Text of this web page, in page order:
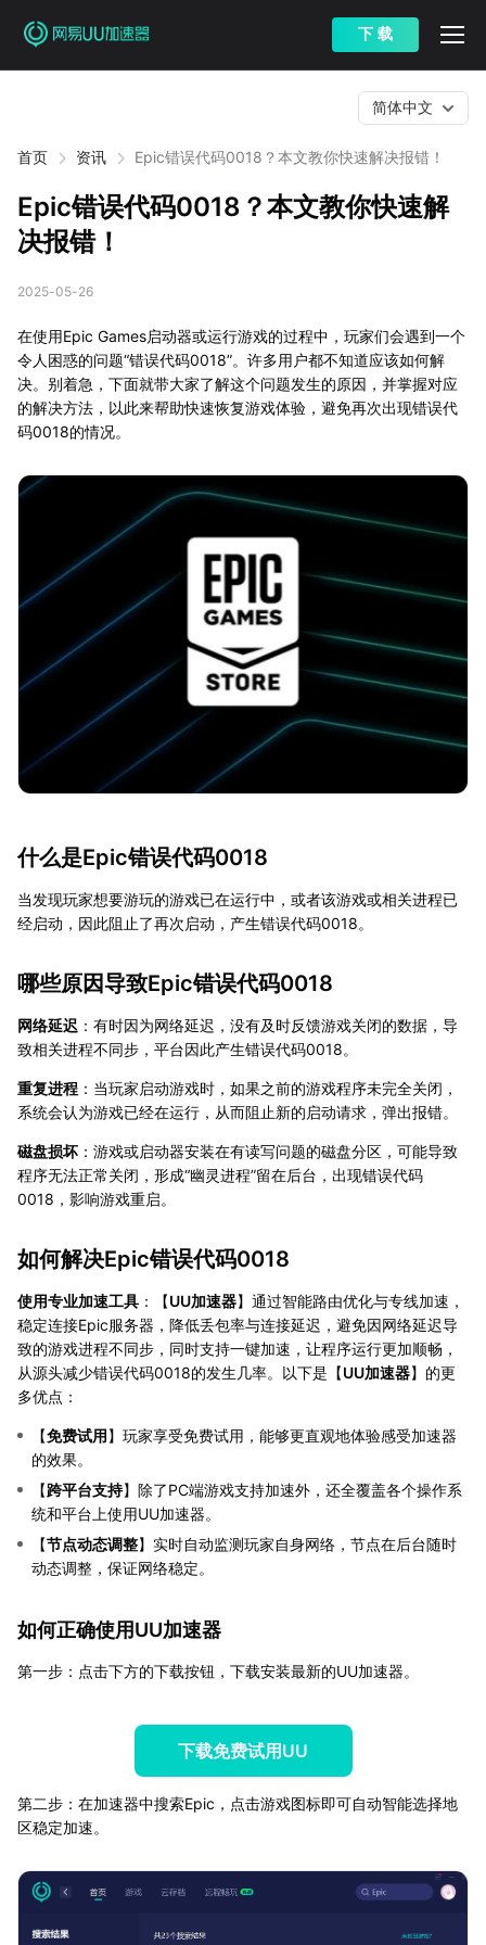
下 载
首页 资讯 Epic错误代码0018？本文教你快速解决报错！
简体中文
Epic错误代码0018？本文教你快速解
决报错！
2025-05-26
在使用Epic Games启动器或运行游戏的过程中，玩家们会遇到一个
令人困惑的问题“错误代码0018”。许多用户都不知道应该如何解
决。别着急，下面就带大家了解这个问题发生的原因，并掌握对应
的解决方法，以此来帮助快速恢复游戏体验，避免再次出现错误代
码0018的情况。
什么是Epic错误代码0018
当发现玩家想要游玩的游戏已在运行中，或者该游戏或相关进程已
经启动，因此阻止了再次启动，产生错误代码0018。
哪些原因导致Epic错误代码0018
网络延迟 ：有时因为网络延迟，没有及时反馈游戏关闭的数据，导
致相关进程不同步，平台因此产生错误代码0018。
重复进程 ：当玩家启动游戏时，如果之前的游戏程序未完全关闭，
系统会认为游戏已经在运行，从而阻止新的启动请求，弹出报错。
磁盘损坏 ：游戏或启动器安装在有读写问题的磁盘分区，可能导致
程序无法正常关闭，形成“幽灵进程”留在后台，出现错误代码
0018，影响游戏重启。
如何解决Epic错误代码0018
使用专业加速工具 ：【UU加速器】通过智能路由优化与专线加速，
稳定连接Epic服务器，降低丢包率与连接延迟，避免因网络延迟导
致的游戏进程不同步，同时支持一键加速，让程序运行更加顺畅，
从源头减少错误代码0018的发生几率。以下是【UU加速器】的更
多优点：
【免费试用】玩家享受免费试用，能够更直观地体验感受加速器
的效果。
【跨平台支持】除了PC端游戏支持加速外，还全覆盖各个操作系
统和平台上使用UU加速器。
【节点动态调整】实时自动监测玩家自身网络，节点在后台随时
动态调整，保证网络稳定。
如何正确使用UU加速器
第一步：点击下方的下载按钮，下载安装最新的UU加速器。
下载免费试用UU
第二步：在加速器中搜索Epic，点击游戏图标即可自动智能选择地
区稳定加速。